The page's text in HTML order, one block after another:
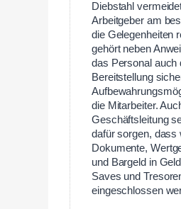
Diebstahl
Arbeitgeber am
die Gelegenheiten
gehört neben
das Personal auch
Bereitstellung
die Mitarbeiter.
Geschäftsleitung
dafür sorgen, dass
Dokumente,
und Bargeld in
Saves und
eingeschlossen